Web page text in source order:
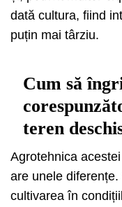
dată cultura, fiind
puțin mai târziu.
Cum să
teren
Agrotehnica
are unele
cultivarea în